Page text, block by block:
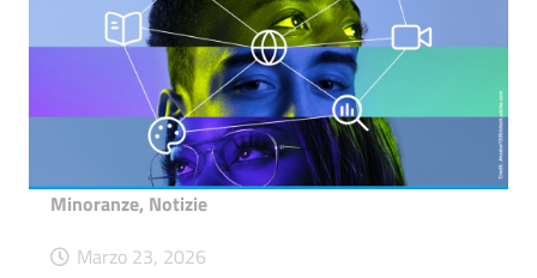
Minoranze, Notizie
Marzo 23, 2026